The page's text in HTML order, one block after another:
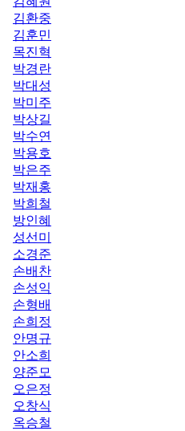
김환중
김훈민
목진혁
박경란
박대성
박미주
박상길
박수연
박용호
박은주
박재홍
박희철
방인혜
성선미
소경준
손배찬
손성익
손형배
손희정
안명규
안소희
양준모
오은정
오창식
옥승철